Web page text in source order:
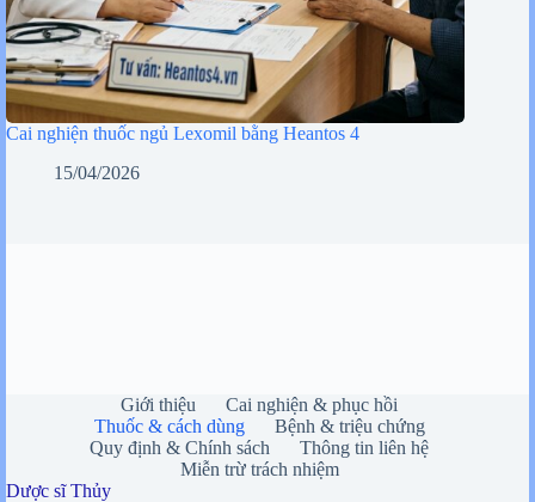
Cai nghiện thuốc ngủ Lexomil bằng Heantos 4
15/04/2026
Giới thiệu
Cai nghiện & phục hồi
Thuốc & cách dùng
Bệnh & triệu chứng
Quy định & Chính sách
Thông tin liên hệ
Miễn trừ trách nhiệm
Dược sĩ Thủy